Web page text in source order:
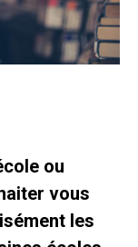
ou
vous
les